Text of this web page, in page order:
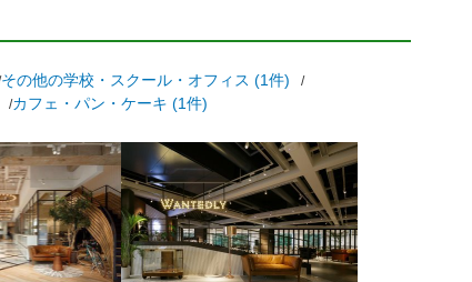
その他の学校・スクール・オフィス (1件)
カフェ・パン・ケーキ (1件)